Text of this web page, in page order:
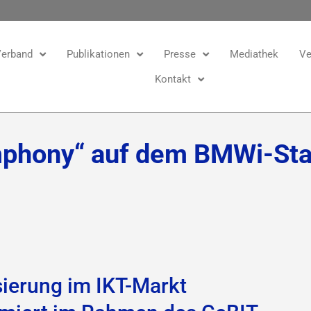
Publikationen Presse Mediathek
Kontakt
auf dem BMWi-
im IKT-Markt